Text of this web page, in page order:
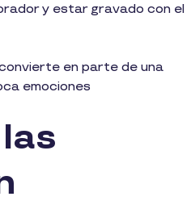
y estar gravado con el
en parte de una
emociones